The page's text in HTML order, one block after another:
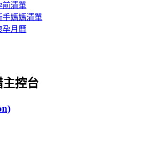
前清單
手媽媽清單
孕月曆
主控台